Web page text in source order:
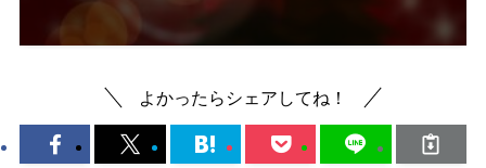
よかったらシェアしてね！